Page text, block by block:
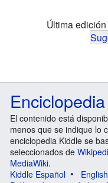
Última
El contenido está
menos que se indique lo
enciclopedia Kiddle se
seleccionados de
MediaWiki.
Kiddle Español
English